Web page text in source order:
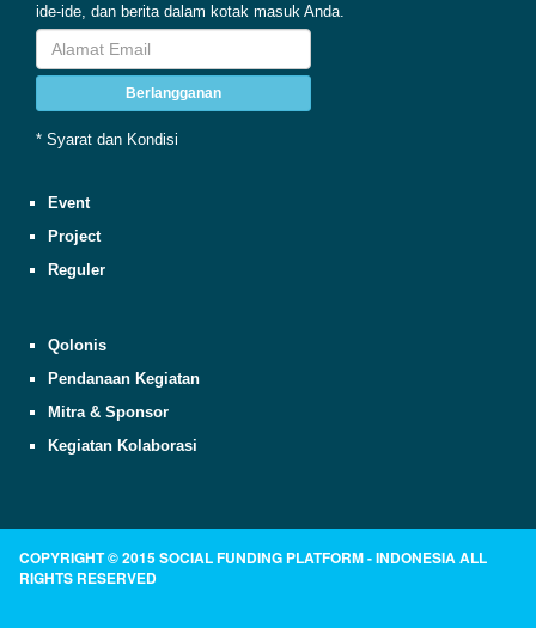
ide-ide, dan berita dalam kotak masuk Anda.
Berlangganan
* Syarat dan Kondisi
Event
Project
Reguler
Qolonis
Pendanaan Kegiatan
Mitra & Sponsor
Kegiatan Kolaborasi
COPYRIGHT © 2015 SOCIAL FUNDING PLATFORM - INDONESIA ALL
RIGHTS RESERVED